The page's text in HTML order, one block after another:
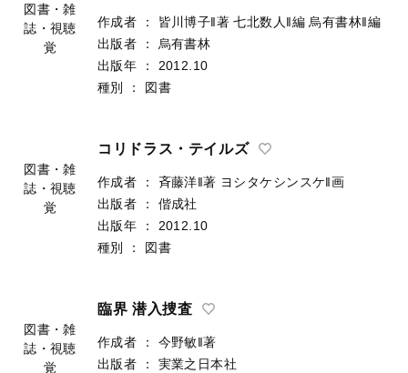
図書・雑
作成者 ： 皆川博子‖著 七北数人‖編 烏有書林‖編
出版者
：
烏有書林
出版年
：
2012.10
種別
： 図書
コリドラス・テイルズ
作成者 ： 斉藤洋‖著
ヨシタケシンスケ‖画
出版者
：
偕成社
出版年
：
2012.10
種別
： 図書
作成者 ：
今野敏‖著